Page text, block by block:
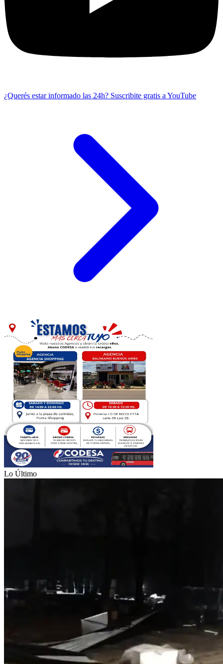
¿Querés estar informado las 24h? Suscribite gratis a YouTube
Lo Último